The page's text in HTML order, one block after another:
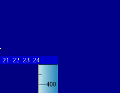
21 22 23 24